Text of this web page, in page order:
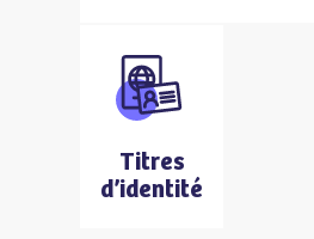
Titres
d’identité